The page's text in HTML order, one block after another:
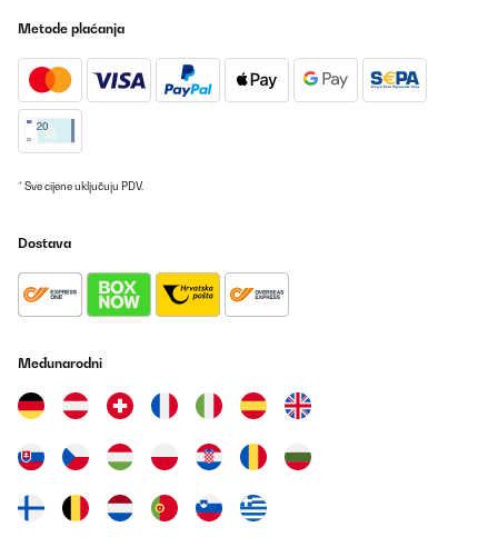
Metode plaćanja
* Sve cijene uključuju PDV.
Dostava
Međunarodni